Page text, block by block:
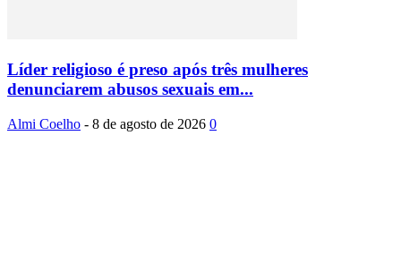
Líder religioso é preso após três mulheres
denunciarem abusos sexuais em...
Almi Coelho - 8 de agosto de 2026 0